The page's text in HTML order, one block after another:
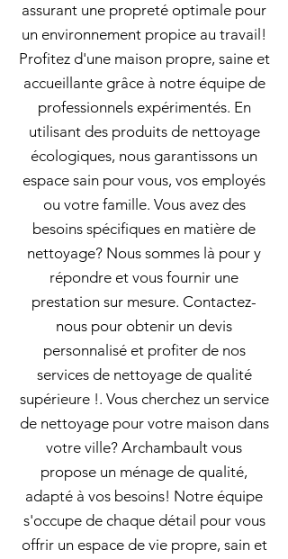
assurant une propreté optimale pour
un environnement propice au travail!
Profitez d'une maison propre, saine et
accueillante grâce à notre équipe de
professionnels expérimentés. En
utilisant des produits de nettoyage
écologiques, nous garantissons un
espace sain pour vous, vos employés
ou votre famille. Vous avez des
besoins spécifiques en matière de
nettoyage? Nous sommes là pour y
répondre et vous fournir une
prestation sur mesure. Contactez-
nous pour obtenir un devis
personnalisé et profiter de nos
services de nettoyage de qualité
supérieure !. Vous cherchez un service
de nettoyage pour votre maison dans
votre ville? Archambault vous
propose un ménage de qualité,
adapté à vos besoins! Notre équipe
s'occupe de chaque détail pour vous
offrir un espace de vie propre, sain et